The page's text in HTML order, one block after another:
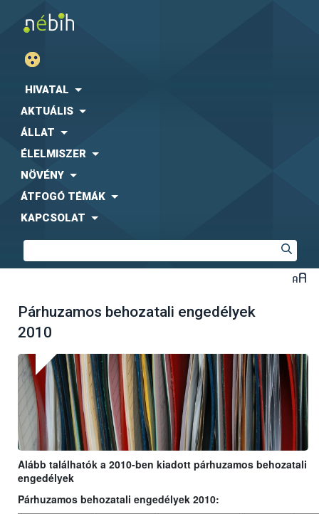
HIVATAL
AKTUÁLIS
ÁLLAT
ÉLELMISZER
NÖVÉNY
ÁTFOGÓ TÉMÁK
KAPCSOLAT
Párhuzamos behozatali engedélyek
2010
Alább találhatók a 2010-ben kiadott párhuzamos behozatali
engedélyek
Párhuzamos behozatali engedélyek 2010: